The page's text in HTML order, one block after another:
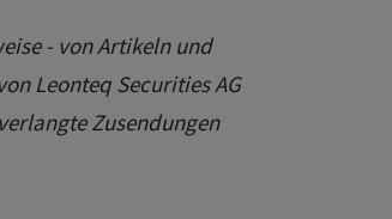
- von Artikeln und
Leonteq Securities AG
Zusendungen